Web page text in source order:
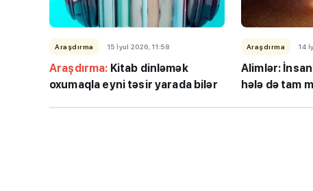
Araşdırma 15 İyul 2026, 11:58
Araşdırma: Kitab dinləmək
oxumaqla eyni təsir yarada bilər
Araşdırma 14
Alimlər:
hələ də tam
“Həftənin təhsil